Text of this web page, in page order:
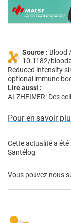
Source : Blood
10.1182/
Reduced-intensity
optional immune
Lire aussi :
ALZHEIMER: Des
Pour en savoir
Cette actualité a été
Santélog
Vous pouvez nous